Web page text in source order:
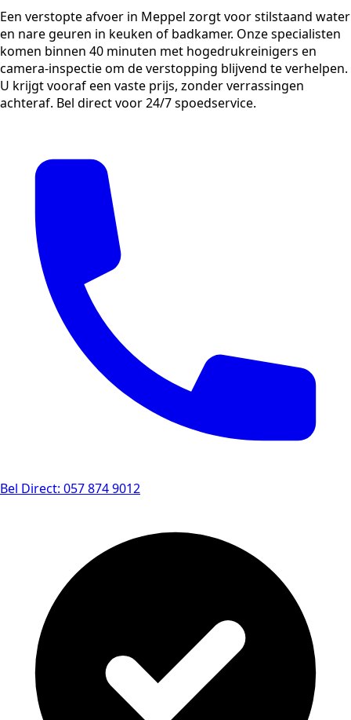
Een verstopte afvoer in Meppel zorgt voor stilstaand water
en nare geuren in keuken of badkamer. Onze specialisten
komen binnen 40 minuten met hogedrukreinigers en
camera-inspectie om de verstopping blijvend te verhelpen.
U krijgt vooraf een vaste prijs, zonder verrassingen
achteraf. Bel direct voor 24/7 spoedservice.
Bel Direct: 057 874 9012